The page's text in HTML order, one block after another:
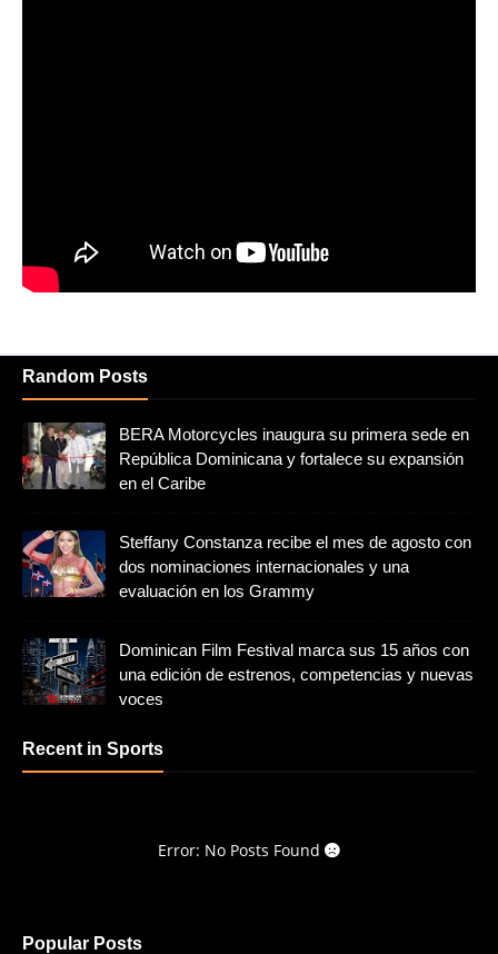
Random Posts
BERA Motorcycles inaugura su primera sede en
República Dominicana y fortalece su expansión
en el Caribe
Steffany Constanza recibe el mes de agosto con
dos nominaciones internacionales y una
evaluación en los Grammy
Dominican Film Festival marca sus 15 años con
una edición de estrenos, competencias y nuevas
voces
Recent in Sports
Error: No Posts Found
Popular Posts